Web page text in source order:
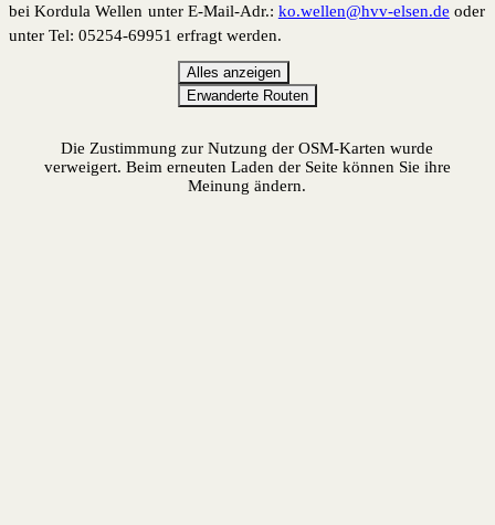
bei Kordula Wellen unter E-Mail-Adr.: ko.wellen@hvv-elsen.de oder
unter Tel: 05254-69951 erfragt werden.
Alles anzeigen
Erwanderte Routen
Die Zustimmung zur Nutzung der OSM-Karten wurde
verweigert. Beim erneuten Laden der Seite können Sie ihre
Meinung ändern.